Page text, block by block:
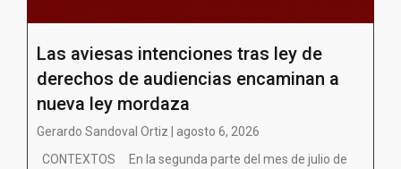
Las aviesas intenciones tras ley de
derechos de audiencias encaminan a
nueva ley mordaza
Gerardo Sandoval Ortiz | agosto 6, 2026
CONTEXTOS En la segunda parte del mes de julio de